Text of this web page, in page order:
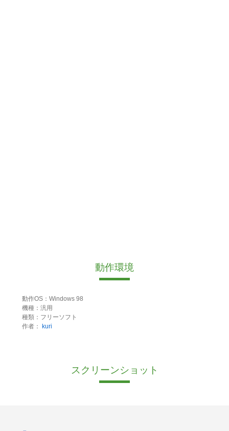
動作環境
動作OS：Windows 98
機種：汎用
種類：フリーソフト
作者：
kuri
スクリーンショット